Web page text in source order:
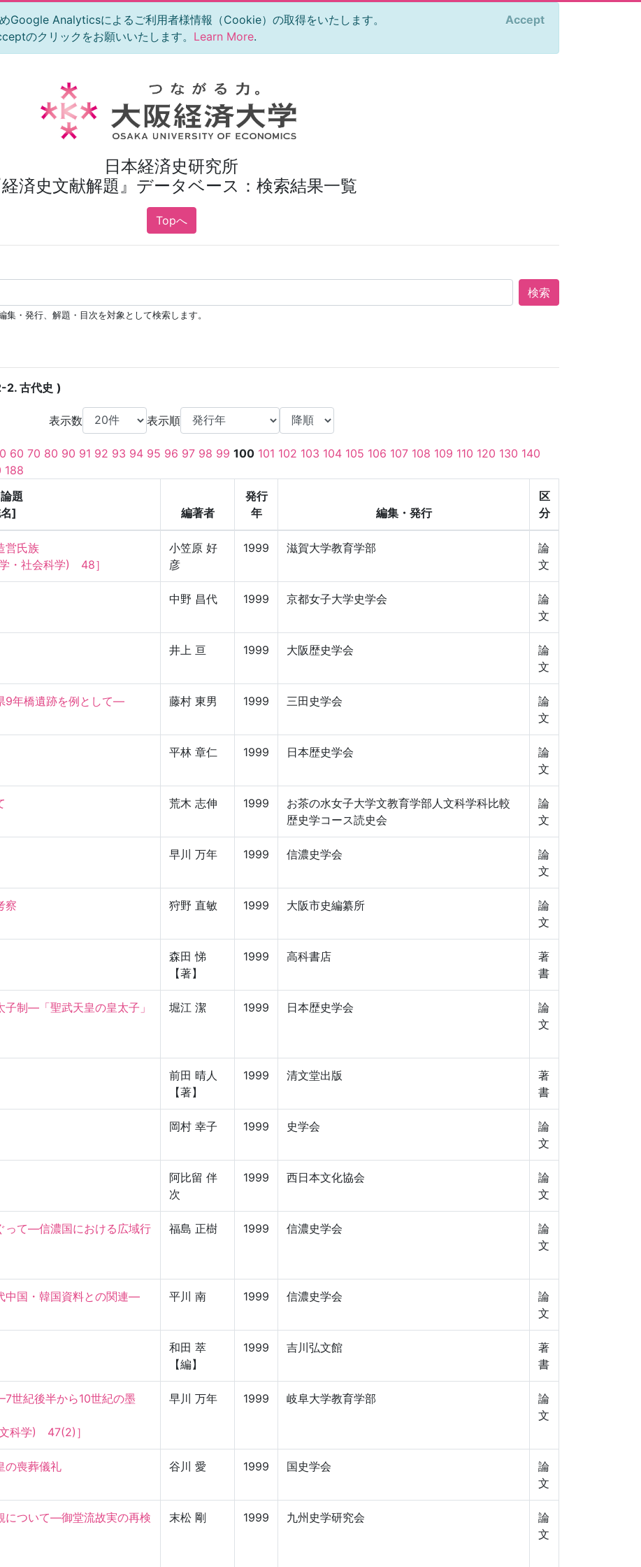
Google Analyticsによるご利用者様情報（Cookie）の取得をいたします。
のクリックをお願いいたします。 Learn More.
Accept
日本経済史研究所
経済史文献解題』データベース：検索結果一覧
Topへ
検索
・発行、解題・目次を対象として検索します。
2. 古代史
表示数 表示順
60 70 80 90 91 92 93 94 95 96 97 98 99 100 101 102 103 104 105 106 107 108 109 110 120 130 140
188
題
]
編著者
発行
年
編集・発行
区
分
営氏族
・社会科学)　48］
小笠原 好
彦
1999 滋賀大学教育学部
論
文
中野 昌代 1999 京都女子大学史学会
論
文
井上 亘 1999 大阪歴史学会
論
文
9年橋遺跡を例として—
藤村 東男 1999 三田史学会
論
文
平林 章仁 1999 日本歴史学会
論
文
荒木 志伸 1999
お茶の水女子大学文教育学部人文科学科比較
歴史学コース読史会
論
文
早川 万年 1999 信濃史学会
論
文
察
狩野 直敏 1999 大阪市史編纂所
論
文
森田 悌
【著】
1999 高科書店
著
書
制—「聖武天皇の皇太子」
堀江 潔 1999 日本歴史学会
論
文
前田 晴人
【著】
1999 清文堂出版
著
書
岡村 幸子 1999 史学会
論
文
阿比留 伴
次
1999 西日本文化協会
論
文
って—信濃国における広域行
福島 正樹 1999 信濃史学会
論
文
中国・韓国資料との関連—
平川 南 1999 信濃史学会
論
文
和田 萃
【編】
1999 吉川弘文館
著
書
世紀後半から10世紀の墨
科学)　47(2)］
早川 万年 1999 岐阜大学教育学部
論
文
の喪葬儀礼
谷川 愛 1999 国史学会
論
文
について—御堂流故実の再検
末松 剛 1999 九州史学研究会
論
文